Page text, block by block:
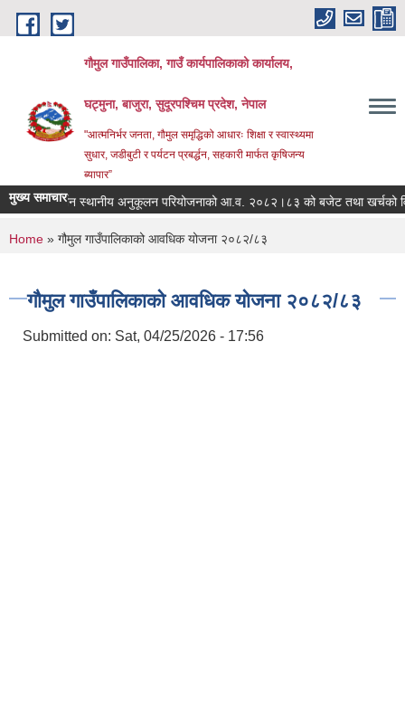
Skip to main content
गौमुल गाउँपालिका, गाउँ कार्यपालिकाको कार्यालय,
घट्मुना, बाजुरा, सुदूरपश्चिम प्रदेश, नेपाल
"आत्मनिर्भर जनता, गौमुल समृद्धिको आधारः शिक्षा र स्वास्थ्यमा
सुधार, जडीबुटी र पर्यटन प्रबर्द्धन, सहकारी मार्फत कृषिजन्य
ब्यापार”
मुख्य समाचार
परिवर्तन स्थानीय अनुकूलन परियोजनाको आ.व. २०८२।८३ को बजेट तथा खर्चको
You are here
Home » गौमुल गाउँपालिकाको आवधिक योजना २०८२/८३
गौमुल गाउँपालिकाको आवधिक योजना २०८२/८३
Submitted on: Sat, 04/25/2026 - 17:56